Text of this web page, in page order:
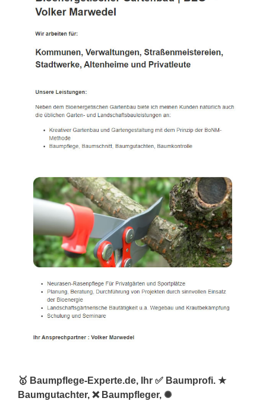
🥇 Baumpflege-Experte.de, Ihr ✅ Baumprofi. ★
Baumgutachter, ❌ Baumpfleger, ✺